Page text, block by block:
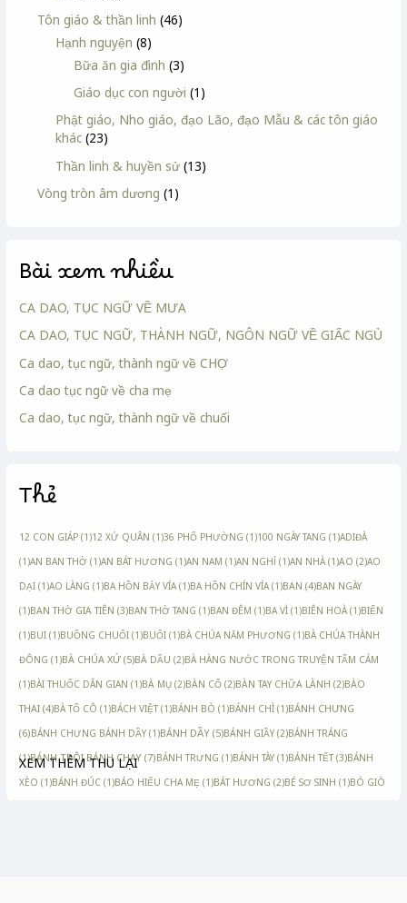
Tôn giáo & thần linh (46)
Hạnh nguyện (8)
Bữa ăn gia đình (3)
Giáo dục con người (1)
Phật giáo, Nho giáo, đạo Lão, đạo Mẫu & các tôn giáo
khác (23)
Thần linh & huyền sử (13)
Vòng tròn âm dương (1)
Bài xem nhiều
CA DAO, TỤC NGỮ VỀ MƯA
CA DAO, TỤC NGỮ, THÀNH NGỮ, NGÔN NGỮ VỀ GIẤC NGỦ
Ca dao, tục ngữ, thành ngữ về CHỢ
Ca dao tục ngữ về cha mẹ
Ca dao, tục ngữ, thành ngữ về chuối
Thẻ
12 CON GIÁP (1)12 XỨ QUÂN (1)36 PHỐ PHƯỜNG (1)100 NGÀY TANG (1)ADIĐÀ
(1)AN BAN THỜ (1)AN BÁT HƯƠNG (1)AN NAM (1)AN NGHỈ (1)AN NHÀ(1)AO (2)AO
DẠI (1)AO LÀNG (1)BA HỒN BẢY VÍA(1)BA HỒN CHÍN VÍA(1)BAN (4)BAN NGÀY
(1)BAN THỜ GIA TIÊN (3)BAN THỜ TANG (1)BAN ĐÊM (1)BA VÌ (1)BIÊN HOÀ(1)BIỂN
(1)BUI (1)BUỒNG CHUỐI (1)BUỔI (1)BÀ CHÚA NĂM PHƯƠNG (1)BÀ CHÚA THÀNH
ĐÔNG (1)BÀ CHÚA XỨ (5)BÀ DẦU (2)BÀ HÀNG NƯỚC TRONG TRUYỆN TẤM CÁM
(1)BÀI THUỐC DÂN GIAN (1)BÀ MỤ (2)BÀN CỔ (2)BÀN TAY CHỮA LÀNH (2)BÀO
THAI (4)BÀ TỔ CÔ (1)BÁCH VIỆT (1)BÁNH BÒ (1)BÁNH CHÌ (1)BÁNH CHƯNG
(6)BÁNH CHƯNG BÁNH DẦY (1)BÁNH DẦY (5)BÁNH GIẦY(2)BÁNH TRÁNG
(1)BÁNH TRÔI BÁNH CHAY (7)BÁNH TRƯNG (1)BÁNH TÀY (1)BÁNH TẾT(3)BÁNH
XÈO (1)BÁNH ĐÚC (1)BÁO HIẾU CHA MẸ (1)BÁT HƯƠNG (2)BÉ SƠ SINH (1)BÓ GIÒ
XEM THÊM THU LẠI